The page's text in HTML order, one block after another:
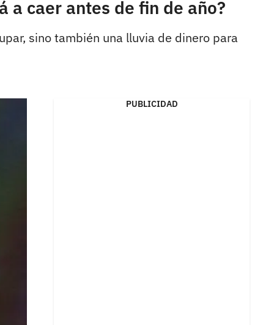
a caer antes de fin de año?
sino también una lluvia de dinero para
PUBLICIDAD